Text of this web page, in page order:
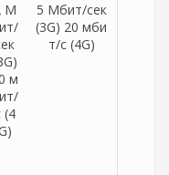
М
м
(4
5 Мбит/сек
(3G) 20 мби
т/с (4G)